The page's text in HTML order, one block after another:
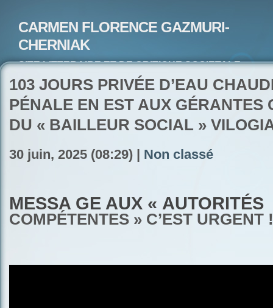
CARMEN FLORENCE GAZMURI-
CHERNIAK
SITE LITTERAIRE ET DE CRITIQUE SOCIETALE-
ARTISTE PEINTRE ET POETE-ECRIVAIN
103 JOURS PRIVÉE D’EAU
PÉNALE EN EST AUX GÉRANTES
DU « BAILLEUR SOCIAL »
30 juin, 2025 (08:29) | Non classé
MESSA GE AUX « AUTORITÉS
COMPÉTENTES » C’EST URGENT !